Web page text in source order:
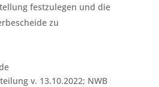
festzulegen und die
zu
v. 13.10.2022; NWB